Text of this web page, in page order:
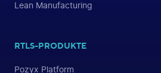
Lean Manufacturing
RTLS-PRODUKTE
Pozyx Platform